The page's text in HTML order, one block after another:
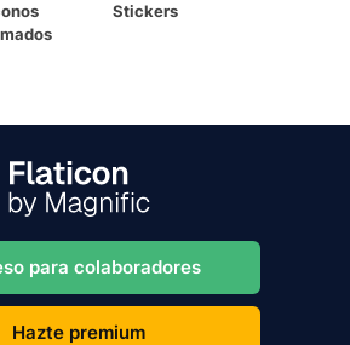
Stickers
para colaboradores
Hazte premium